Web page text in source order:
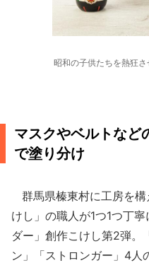
昭和の子供たちを熱狂
マスクやベルトなど
で塗り分け
群馬県榛東村に工房を構
けし」の職人が1つ1つ丁
ダー」創作こけし第2弾。
ン」「ストロンガー」4人